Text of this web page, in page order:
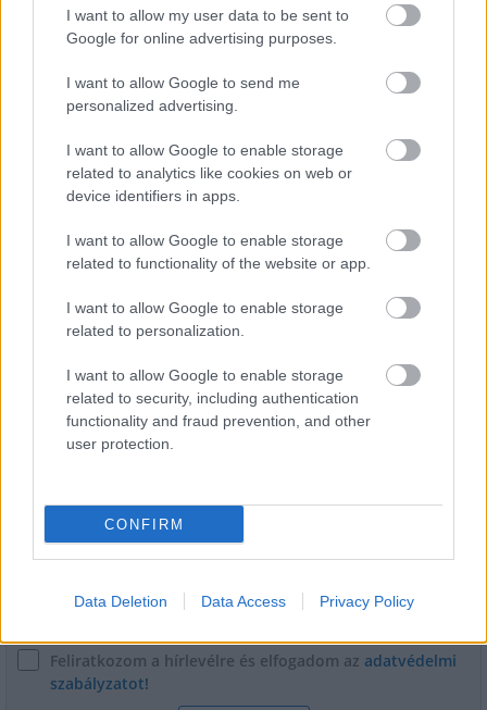
I want to allow my user data to be sent to
Google for online advertising purposes.
I want to allow Google to send me
personalized advertising.
I want to allow Google to enable storage
related to analytics like cookies on web or
device identifiers in apps.
I want to allow Google to enable storage
related to functionality of the website or app.
I want to allow Google to enable storage
related to personalization.
I want to allow Google to enable storage
related to security, including authentication
functionality and fraud prevention, and other
user protection.
CONFIRM
Data Deletion Data Access Privacy Policy
Új gyalogosátkelők és jelzőlámpás
Másfélszeresére bővítik
Hódmezővásárhely jó hírű református
iskoláját
Flórián téri felüljárón
Feliratkozom a hírlevélre és elfogadom az adatvédelmi
szabályzatot!